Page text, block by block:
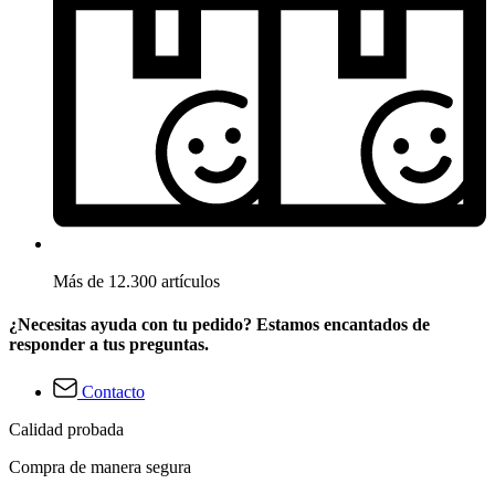
Más de 12.300 artículos
¿Necesitas ayuda con tu pedido? Estamos encantados de
responder a tus preguntas.
Contacto
Calidad probada
Compra de manera segura